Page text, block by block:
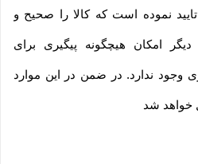
نموده است که کالا را صحیح و
امکان هیچگونه پیگیری برای
ندارد. در ضمن در این موارد